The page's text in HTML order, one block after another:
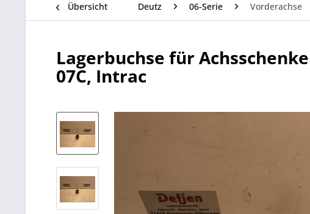
Übersicht Deutz 06-Serie Vorderachse
Lagerbuchse für
07C, Intrac